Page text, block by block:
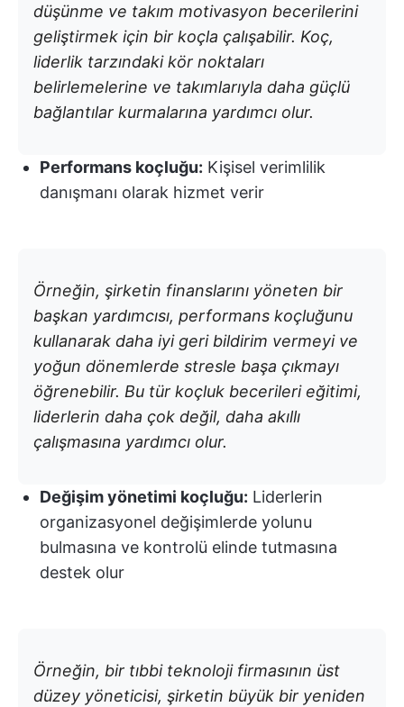
düşünme ve takım motivasyon becerilerini
geliştirmek için bir koçla çalışabilir. Koç,
liderlik tarzındaki kör noktaları
belirlemelerine ve takımlarıyla daha güçlü
bağlantılar kurmalarına yardımcı olur.
Performans koçluğu: Kişisel verimlilik
danışmanı olarak hizmet verir
Örneğin, şirketin finanslarını yöneten bir
başkan yardımcısı, performans koçluğunu
kullanarak daha iyi geri bildirim vermeyi ve
yoğun dönemlerde stresle başa çıkmayı
öğrenebilir. Bu tür koçluk becerileri eğitimi,
liderlerin daha çok değil, daha akıllı
çalışmasına yardımcı olur.
Değişim yönetimi koçluğu: Liderlerin
organizasyonel değişimlerde yolunu
bulmasına ve kontrolü elinde tutmasına
destek olur
Örneğin, bir tıbbi teknoloji firmasının üst
düzey yöneticisi, şirketin büyük bir yeniden